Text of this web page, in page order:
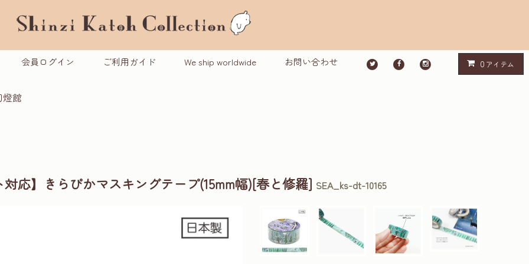
会員ログイン ご利用ガイド We ship worldwide お問い合わせ 0 アイテム
館
応】きらぴかマスキングテープ(15mm幅)[春と修羅] SEA_ks-dt-10165